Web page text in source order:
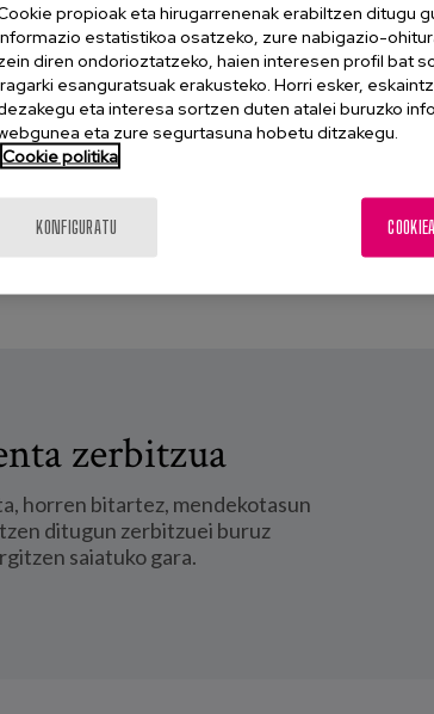
Egunaren barruan antolatzen duen
nahi da adinekoen zereginari eta
nahi dira haien ongizatean eragina duten
mantendu nahi da, udalerriko adinekoei
zerbitzua
horren bitartez, mendekotasun
ditugun zerbitzuei buruz
saiatuko gara.
propioak eta hirugarrenenak erabiltzen ditugu
estatistikoa osatzeko, zure nabigazio-
diren ondorioztatzeko, haien interesen profil bat
esanguratsuak erakusteko. Horri esker,
eta interesa sortzen duten atalei buruzko
eta zure segurtasuna hobetu ditzakegu.
Cookie politika
KONFIGURATU